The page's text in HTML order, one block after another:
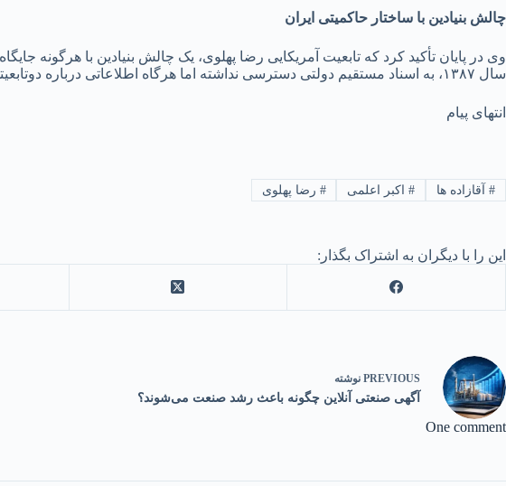
چالش بنیادین با ساختار حاکمیتی ایران
وی در پایان تأکید کرد که تابعیت آمریکایی رضا پهلوی، یک چالش بنیادین با هرگونه
سال ۱۳۸۷، به اسناد مستقیم دولتی دسترسی نداشته اما هرگاه اطلاعاتی درباره دوتابعیتی بودن مسئولان به دست آورده، در رسانه خود به آن پرداخته است.
انتهای پیام
#آقازاده ها #اکبر اعلمی # رضا پهلوی
این را با دیگران به اشتراک بگذار:
PREVIOUS نوشته
آگهی صنعتی آنلاین چگونه باعث رشد صنعت می‌شوند؟
One comment